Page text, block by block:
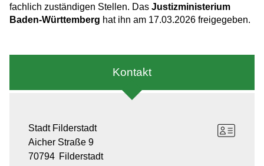
fachlich zuständigen Stellen. Das Justizministerium
Baden-Württemberg hat ihn am 17.03.2026 freigegeben.
Kontakt
Stadt Filderstadt
Aicher Straße 9
70794 Filderstadt